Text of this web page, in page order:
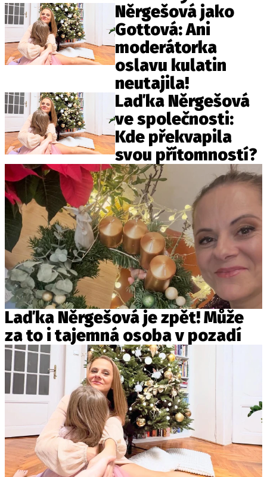
Něrgešová jako
Gottová: Ani
moderátorka
oslavu kulatin
neutajila!
Laďka Něrgešová
ve společnosti:
Kde překvapila
svou přítomností?
Laďka Něrgešová je zpět! Může
za to i tajemná osoba v pozadí